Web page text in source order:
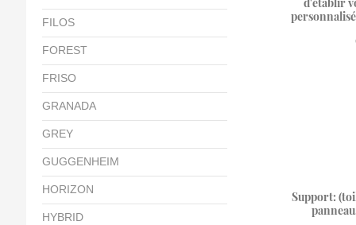
Support:
FILOS
FOREST
FRISO
GRANADA
GREY
GUGGENHEIM
HORIZON
HYBRID